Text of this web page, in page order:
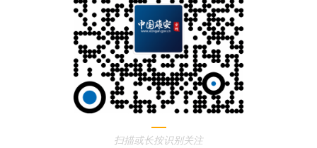
扫描或长按识别关注